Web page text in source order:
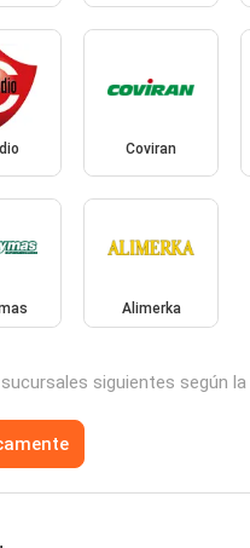
Coviran
Alimerka
siguientes según